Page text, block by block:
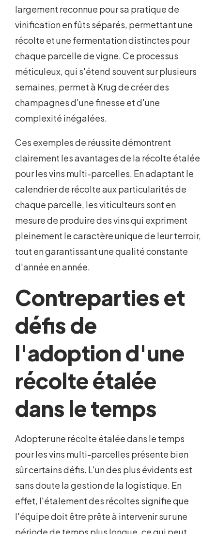
largement reconnue pour sa pratique de
vinification en fûts séparés, permettant une
récolte et une fermentation distinctes pour
chaque parcelle de vigne. Ce processus
méticuleux, qui s'étend souvent sur plusieurs
semaines, permet à Krug de créer des
champagnes d'une finesse et d'une
complexité inégalées.
Ces exemples de réussite démontrent
clairement les avantages de la récolte étalée
pour les vins multi-parcelles. En adaptant le
calendrier de récolte aux particularités de
chaque parcelle, les viticulteurs sont en
mesure de produire des vins qui expriment
pleinement le caractère unique de leur terroir,
tout en garantissant une qualité constante
d'année en année.
Contreparties et
défis de
l'adoption d'une
récolte étalée
dans le temps
Adopter une récolte étalée dans le temps
pour les vins multi-parcelles présente bien
sûr certains défis. L'un des plus évidents est
sans doute la gestion de la logistique. En
effet, l'étalement des récoltes signifie que
l'équipe doit être prête à intervenir sur une